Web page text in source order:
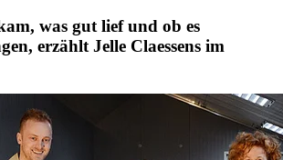
was gut lief und ob es
erzählt Jelle Claessens im